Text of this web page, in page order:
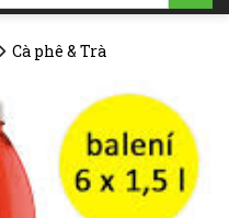
Cà phê & Trà